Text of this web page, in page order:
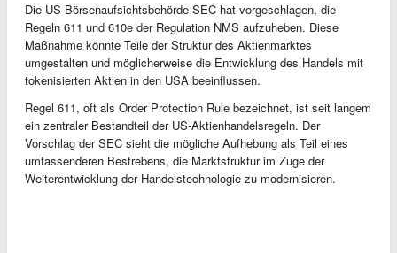
Die US-Börsenaufsichtsbehörde SEC hat vorgeschlagen, die
Regeln 611 und 610e der Regulation NMS aufzuheben. Diese
Maßnahme könnte Teile der Struktur des Aktienmarktes
umgestalten und möglicherweise die Entwicklung des Handels mit
tokenisierten Aktien in den USA beeinflussen.
Regel 611, oft als Order Protection Rule bezeichnet, ist seit langem
ein zentraler Bestandteil der US-Aktienhandelsregeln. Der
Vorschlag der SEC sieht die mögliche Aufhebung als Teil eines
umfassenderen Bestrebens, die Marktstruktur im Zuge der
Weiterentwicklung der Handelstechnologie zu modernisieren.